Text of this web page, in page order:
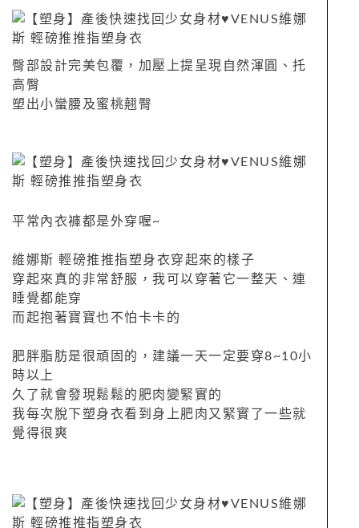
臀部設計完美包覆，加壓上提呈現自然渾圓、托
高臀
塑出小蠻腰及蜜桃翹臀
平常內衣褲都是外穿喔~
維娜斯 輕磅推推指塑身衣穿起來的樣子
穿起來真的非常舒服，我可以穿著它一整天、連
睡覺都能穿
而起抱著寶寶也不怕卡卡的
肥胖脂肪是很頑固的，建議一天一定要穿8~10小
時以上
久了就會發現鬆鬆的肥肉變緊實的
我每次脫下塑身衣看到身上肥肉又緊實了一些就
覺得很爽